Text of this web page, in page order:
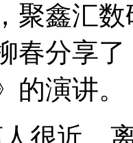
，聚鑫
春分享
的演讲。